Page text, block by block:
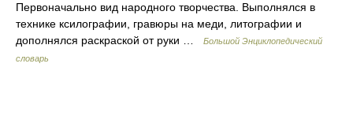
Первоначально вид народного творчества. Выполнялся в
технике ксилографии, гравюры на меди, литографии и
дополнялся раскраской от руки …
Большой Энциклопедический
словарь